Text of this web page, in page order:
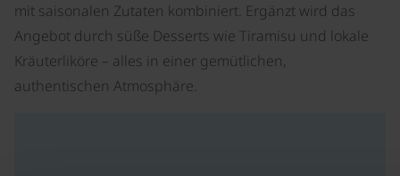
mit saisonalen Zutaten kombiniert. Ergänzt wird das
Angebot durch süße Desserts wie Tiramisu und lokale
Kräuterliköre – alles in einer gemütlichen,
authentischen Atmosphäre.